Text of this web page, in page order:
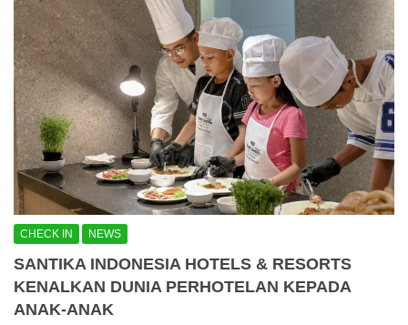
CHECK IN NEWS
SANTIKA INDONESIA HOTELS & RESORTS
KENALKAN DUNIA PERHOTELAN KEPADA
ANAK-ANAK